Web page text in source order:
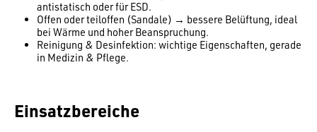
antistatisch oder für ESD.
Offen oder teiloffen (Sandale) → bessere Belüftung, ideal
bei Wärme und hoher Beanspruchung.
Reinigung & Desinfektion: wichtige Eigenschaften, gerade
in Medizin & Pflege.
Einsatzbereiche